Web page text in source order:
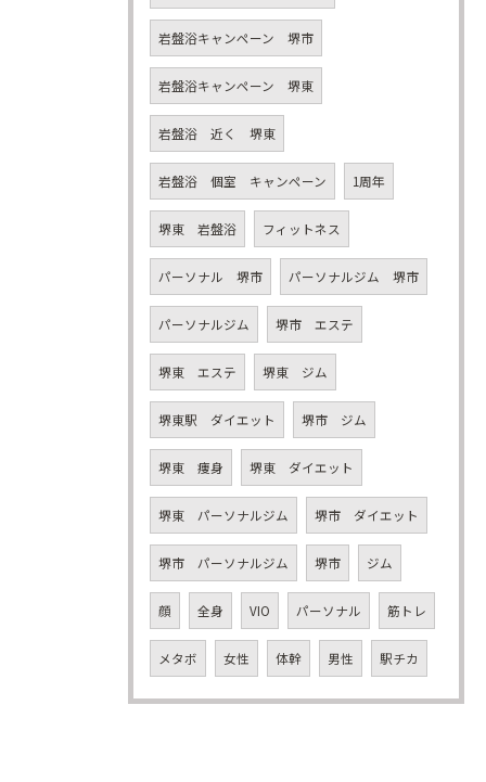
岩盤浴キャンペーン 堺市
岩盤浴キャンペーン 堺東
岩盤浴 近く 堺東
岩盤浴 個室 キャンペーン 1周年
堺東 岩盤浴 フィットネス
パーソナル 堺市 パーソナルジム 堺市
パーソナルジム 堺市 エステ
堺東 エステ 堺東 ジム
堺東駅 ダイエット 堺市 ジム
堺東 痩身 堺東 ダイエット
堺東 パーソナルジム 堺市 ダイエット
堺市 パーソナルジム 堺市 ジム
顔 全身 VIO パーソナル 筋トレ
メタボ 女性 体幹 男性 駅チカ